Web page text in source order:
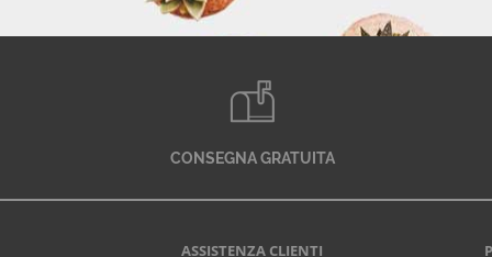
CONSEGNA GRATUITA
ASSISTENZA CLIENTI